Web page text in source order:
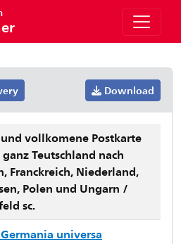
Download
vollkomene Postkarte
Teutschland nach
Franckreich, Niederland,
Polen und Ungarn /
sc.
universa